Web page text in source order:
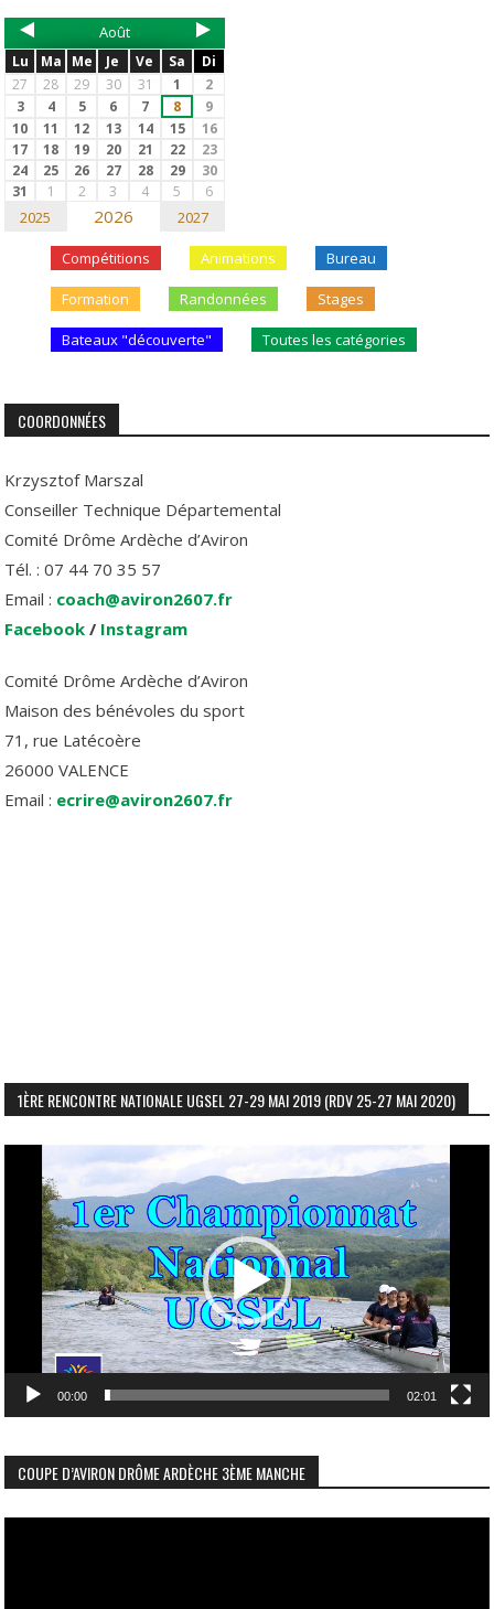
Août
Lu Ma Me Je Ve Sa
Di
27
28 29 30 31 1
2
3
4 5 6 7 8
9
10
11 12 13 14 15
16
17
18 19 20 21 22
23
24
25 26 27 28 29
30
31
1 2 3 4 5 6
2025 2026 2027
Compétitions Animations Bureau
Formation Randonnées Stages
Bateaux "découverte" Toutes les catégories
COORDONNÉES
Krzysztof Marszal
Conseiller Technique Départemental
Comité Drôme Ardèche d’Aviron
Tél. : 07 44 70 35 57
Email : coach@aviron2607.fr
Facebook / Instagram
Comité Drôme Ardèche d’Aviron
Maison des bénévoles du sport
71, rue Latécoère
26000 VALENCE
Email : ecrire@aviron2607.fr
1ÈRE RENCONTRE NATIONALE UGSEL 27-29 MAI 2019 (RDV 25-27 MAI 2020)
vidéo
00:00 02:01
COUPE D’AVIRON DRÔME ARDÈCHE 3ÈME MANCHE